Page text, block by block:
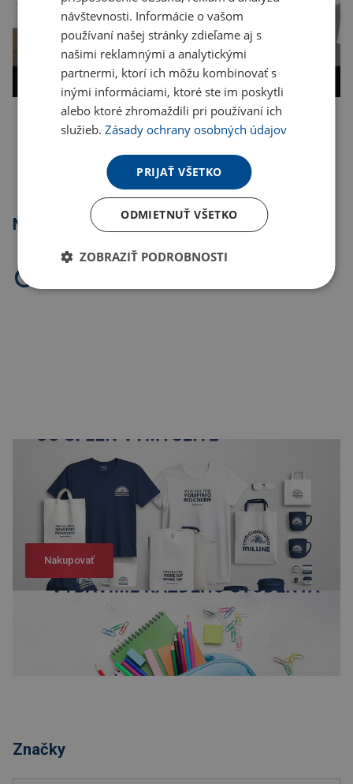
Kopírovať odkaz
Najpredávanejšie
Nakupovať
Značky
návštevnosti. Informácie o vašom
používaní našej stránky zdieľame aj s
našimi reklamnými a analytickými
partnermi, ktorí ich môžu kombinovať s
inými informáciami, ktoré ste im poskytli
alebo ktoré zhromaždili pri používaní ich
služieb.Zásady ochrany osobných údajov
PRIJAŤ VŠETKO
ODMIETNUŤ VŠETKO
ZOBRAZIŤ PODROBNOSTI